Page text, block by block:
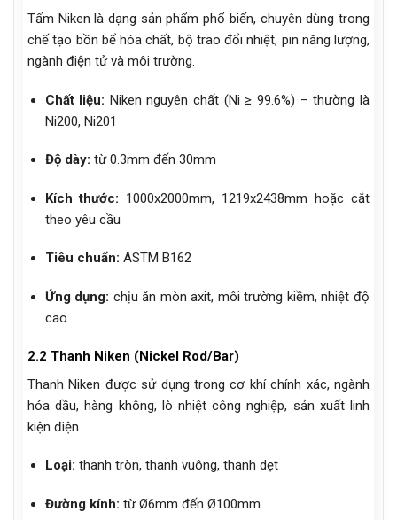
Tấm Niken là dạng sản phẩm phổ biến, chuyên dùng trong
chế tạo bồn bể hóa chất, bộ trao đổi nhiệt, pin năng lượng,
ngành điện tử và môi trường.
Chất liệu: Niken nguyên chất (Ni ≥ 99.6%) – thường là
Ni200, Ni201
Độ dày: từ 0.3mm đến 30mm
Kích thước: 1000x2000mm, 1219x2438mm hoặc cắt
theo yêu cầu
Tiêu chuẩn: ASTM B162
Ứng dụng: chịu ăn mòn axit, môi trường kiềm, nhiệt độ
cao
2.2 Thanh Niken (Nickel Rod/Bar)
Thanh Niken được sử dụng trong cơ khí chính xác, ngành
hóa dầu, hàng không, lò nhiệt công nghiệp, sản xuất linh
kiện điện.
Loại: thanh tròn, thanh vuông, thanh dẹt
Đường kính: từ Ø6mm đến Ø100mm